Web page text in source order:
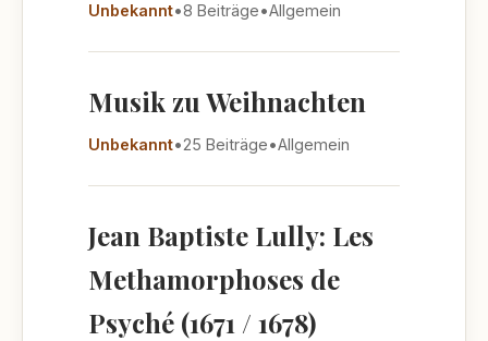
Unbekannt•8 Beiträge•Allgemein
Musik zu Weihnachten
Unbekannt•25 Beiträge•Allgemein
Jean Baptiste Lully: Les
Methamorphoses de
Psyché (1671 / 1678)